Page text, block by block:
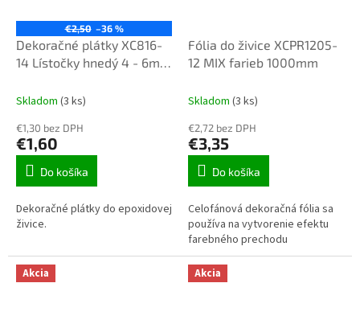
€2,50 –36 %
Dekoračné plátky XC816-
14 Lístočky hnedý 4 - 6mm
Skladom (3 ks)
€1,30 bez DPH
€1,60
Do košíka
Dekoračné plátky do epoxidovej
živice.
Fólia do živice XCPR1205-
12 MIX farieb 1000mm
Skladom (3 ks)
€2,72 bez DPH
€3,35
Do košíka
Celofánová dekoračná fólia sa
používa na vytvorenie efektu
farebného prechodu
Akcia Akcia